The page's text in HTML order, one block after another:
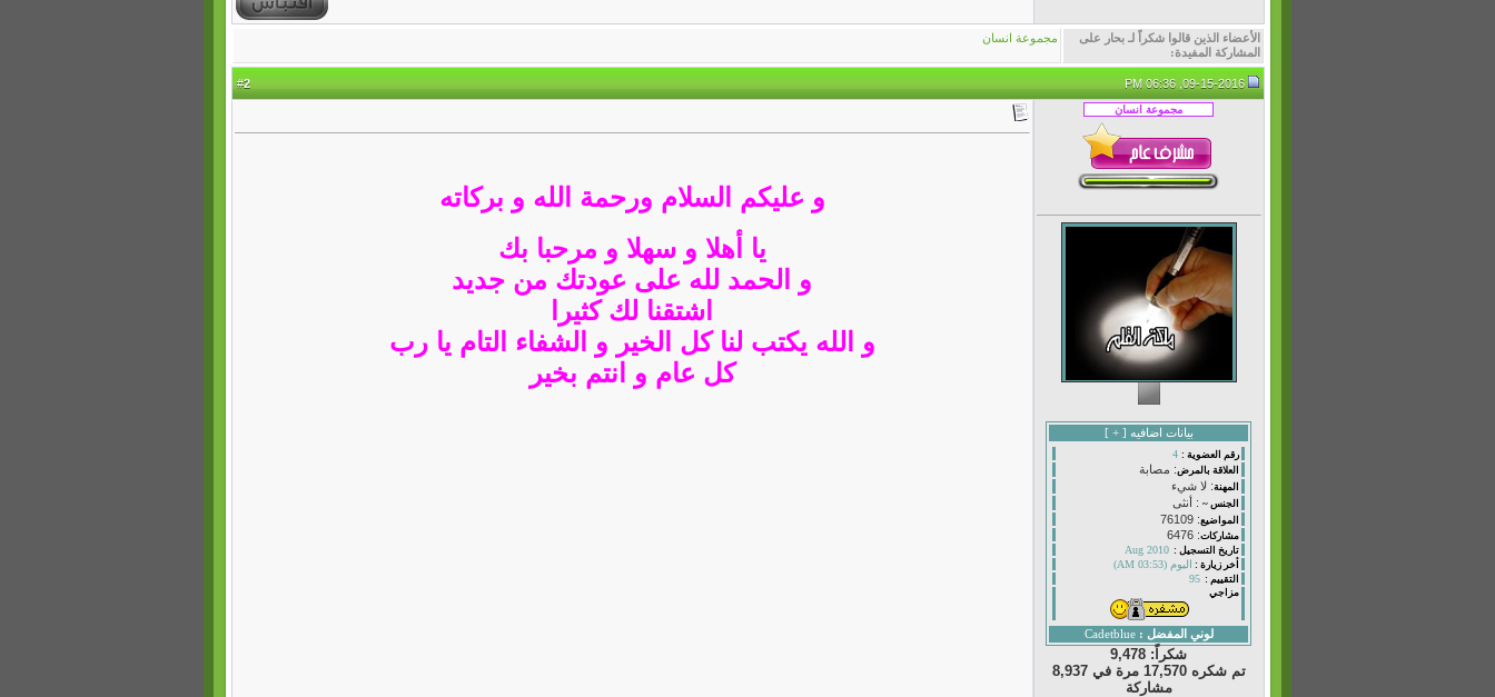
الأعضاء الذين قالوا شكراً لـ بحار على
المشاركة المفيدة:
مجموعة انسان
09-15-2016, 06:36 PM
#
2
بيانات اضافيه [+
]
رقم العضوية : 4
العلاقة بالمرض: مصابة
المهنة: لا شيء
الجنس ~ : أنثى
المواضيع: 76109
مشاركات: 6476
تاريخ التسجيل : Aug 2010
أخر زيارة : اليوم (03:53 AM)
التقييم : 95
مزاجي
لوني المفضل :Cadetblue
شكراً: 9,478
تم شكره 17,570 مرة في 8,937
مشاركة
و عليكم السلام ورحمة الله و بركاته
يا أهلا و سهلا و مرحبا بك
و الحمد لله على عودتك من جديد
اشتقنا لك كثيرا
و الله يكتب لنا كل الخير و الشفاء التام يا رب
كل عام و انتم بخير